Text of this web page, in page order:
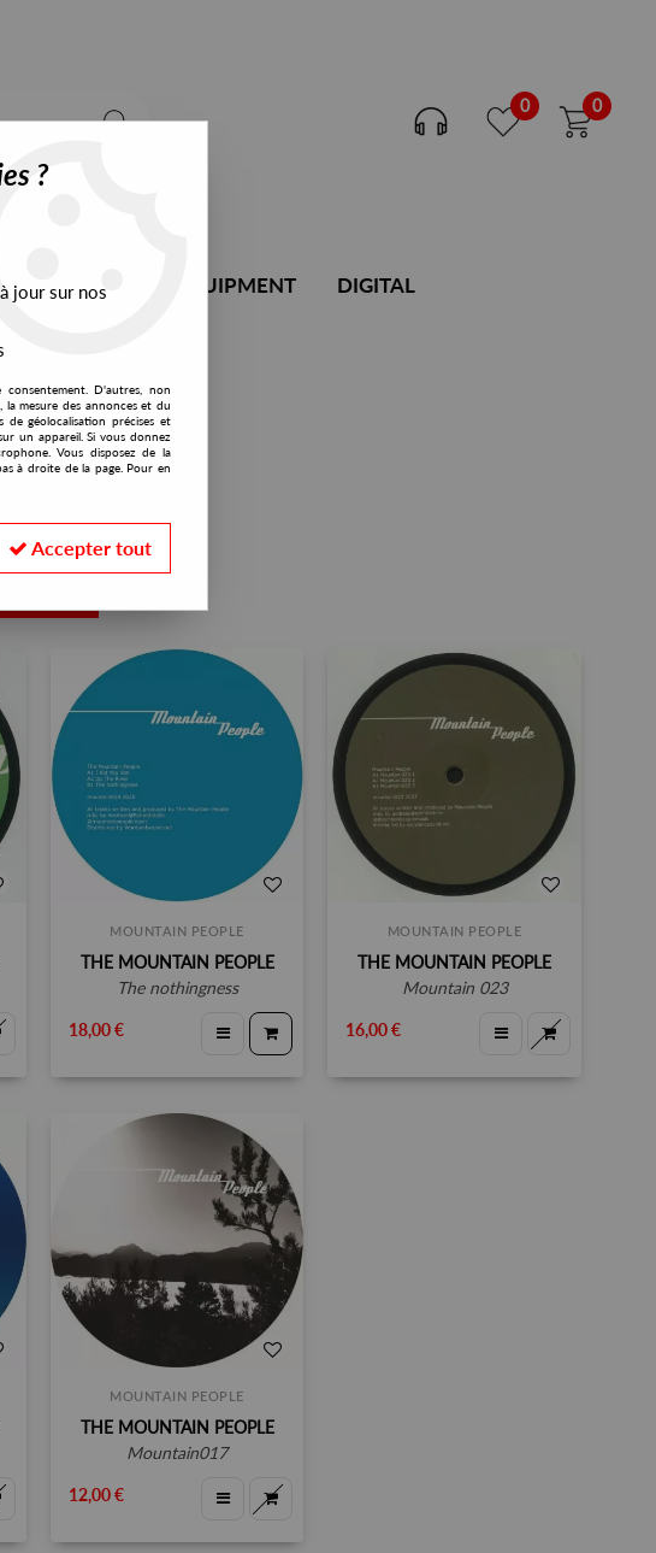
0 0
DJ EQUIPMENT DIGITAL
MOUNTAIN PEOPLE
THE MOUNTAIN PEOPLE
the nothingness
18,00 €
MOUNTAIN PEOPLE
THE MOUNTAIN PEOPLE
mountain 023
16,00 €
MOUNTAIN PEOPLE
THE MOUNTAIN PEOPLE
mountain017
12,00 €
?
jour sur nos
D'autres, non
mesure des annonces et du
géolocalisation précises et
un appareil. Si vous donnez
Vous disposez de la
à droite de la page. Pour en
Accepter tout